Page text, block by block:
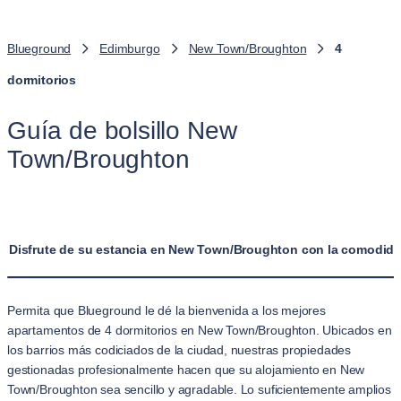
Blueground Edimburgo New Town/Broughton 4
dormitorios
Guía de bolsillo New
Town/Broughton
Disfrute de su estancia en New Town/Broughton con la
Permita que Blueground le dé la bienvenida a los mejores
apartamentos de 4 dormitorios en New Town/Broughton. Ubicados en
los barrios más codiciados de la ciudad, nuestras propiedades
gestionadas profesionalmente hacen que su alojamiento en New
Town/Broughton sea sencillo y agradable. Lo suficientemente amplios